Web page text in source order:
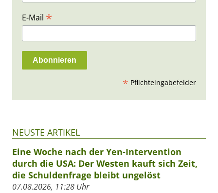
E-Mail *
* Pflichteingabefelder
NEUSTE ARTIKEL
Eine Woche nach der Yen-Intervention
durch die USA: Der Westen kauft sich Zeit,
die Schuldenfrage bleibt ungelöst
07.08.2026, 11:28 Uhr